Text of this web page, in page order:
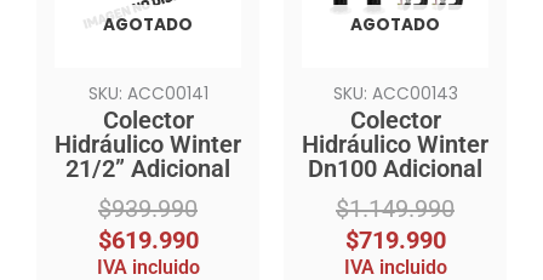
AGOTADO
SKU: ACC00141
Colector
Hidráulico Winter
21/2” Adicional
$939.990
$619.990
IVA incluido
AGOTADO
SKU: ACC00143
Colector
Hidráulico Winter
Dn100 Adicional
$1.149.990
$719.990
IVA incluido